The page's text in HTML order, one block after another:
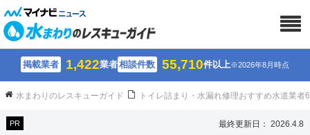
掲載業者 1,422業者相談件数 55,710件以上※2026年8月時点
水まわりのレスキューガイド トイレ詰まり・水漏れ修理おすすめ水道業
PR 最終更新日： 2026.4.8